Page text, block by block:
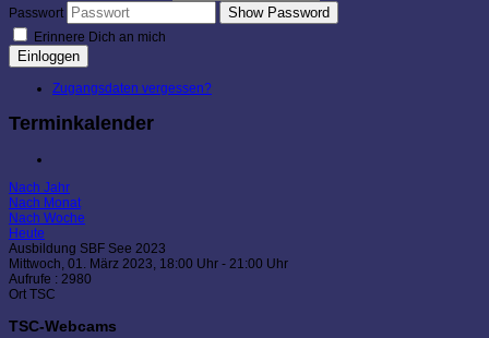
Passwort
Show Password
Erinnere Dich an mich
Einloggen
Zugangsdaten vergessen?
Terminkalender
Nach Jahr
Nach Monat
Nach Woche
Heute
Ausbildung SBF See 2023
Mittwoch, 01. März 2023, 18:00 Uhr - 21:00 Uhr
Aufrufe : 2980
Ort TSC
TSC-Webcams